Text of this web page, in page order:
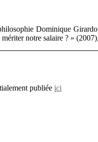
Dominique
notre salaire ? »
publiée ici